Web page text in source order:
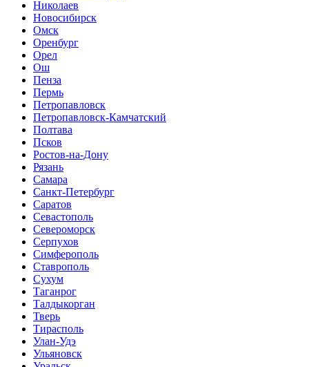
Николаев
Новосибирск
Омск
Оренбург
Орел
Ош
Пенза
Пермь
Петропавловск
Петропавловск-Камчатский
Полтава
Псков
Ростов-на-Дону
Рязань
Самара
Санкт-Петербург
Саратов
Севастополь
Североморск
Серпухов
Симферополь
Ставрополь
Сухум
Таганрог
Tалдыкорган
Тверь
Тирасполь
Улан-Удэ
Ульяновск